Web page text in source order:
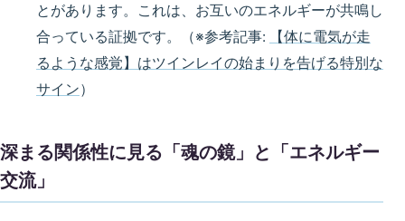
とがあります。これは、お互いのエネルギーが共鳴し
合っている証拠です。（※参考記事:
【体に電気が走
るような感覚】はツインレイの始まりを告げる特別な
サイン）
深まる関係性に見る「魂の鏡」と「エネルギー
交流」